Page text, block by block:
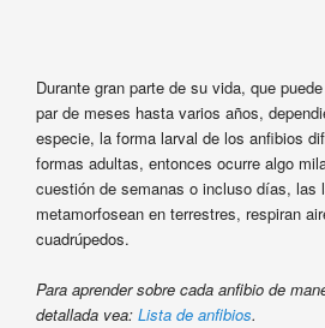
Durante gran parte de su vida, que
par de meses hasta varios años,
especie, la forma larval de los anfibios
formas adultas, entonces ocurre algo
cuestión de semanas o incluso días, las
metamorfosean en terrestres, respiran
cuadrúpedos.
Para aprender sobre cada anfibio de
detallada vea: Lista de anfibios.